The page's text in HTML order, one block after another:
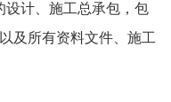
设计、施工总承包，包
以及所有资料文件、施工